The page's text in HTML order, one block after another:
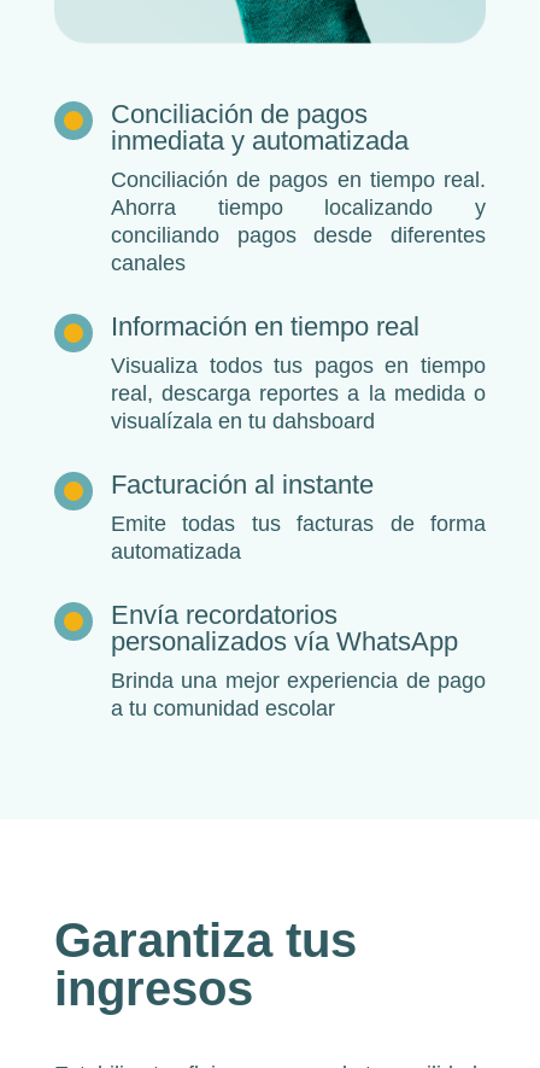
Conciliación de pagos
inmediata y automatizada
Conciliación de pagos en tiempo real.
Ahorra tiempo localizando y
conciliando pagos desde diferentes
canales
Información en tiempo real
Visualiza todos tus pagos en tiempo
real, descarga reportes a la medida o
visualízala en tu dahsboard
Facturación al instante
Emite todas tus facturas de forma
automatizada
Envía recordatorios
personalizados vía WhatsApp
Brinda una mejor experiencia de pago
a tu comunidad escolar
Garantiza tus
ingresos